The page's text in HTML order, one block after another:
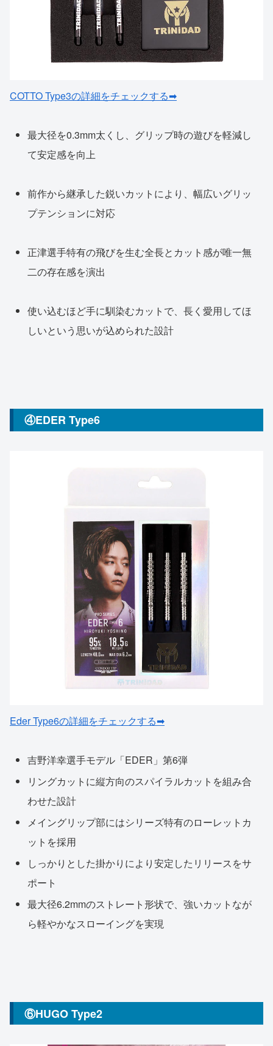
COTTO Type3の詳細をチェックする➡
最大径を0.3mm太くし、グリップ時の遊びを軽減し
て安定感を向上
前作から継承した鋭いカットにより、幅広いグリッ
プテンションに対応
正津選手特有の飛びを生む全長とカット感が唯一無
二の存在感を演出
使い込むほど手に馴染むカットで、長く愛用してほ
しいという思いが込められた設計
④EDER Type6
Eder Type6の詳細をチェックする➡
吉野洋幸選手モデル「EDER」第6弾
リングカットに縦方向のスパイラルカットを組み合
わせた設計
メイングリップ部にはシリーズ特有のローレットカ
ットを採用
しっかりとした掛かりにより安定したリリースをサ
ポート
最大径6.2mmのストレート形状で、強いカットなが
ら軽やかなスローイングを実現
⑥HUGO Type2